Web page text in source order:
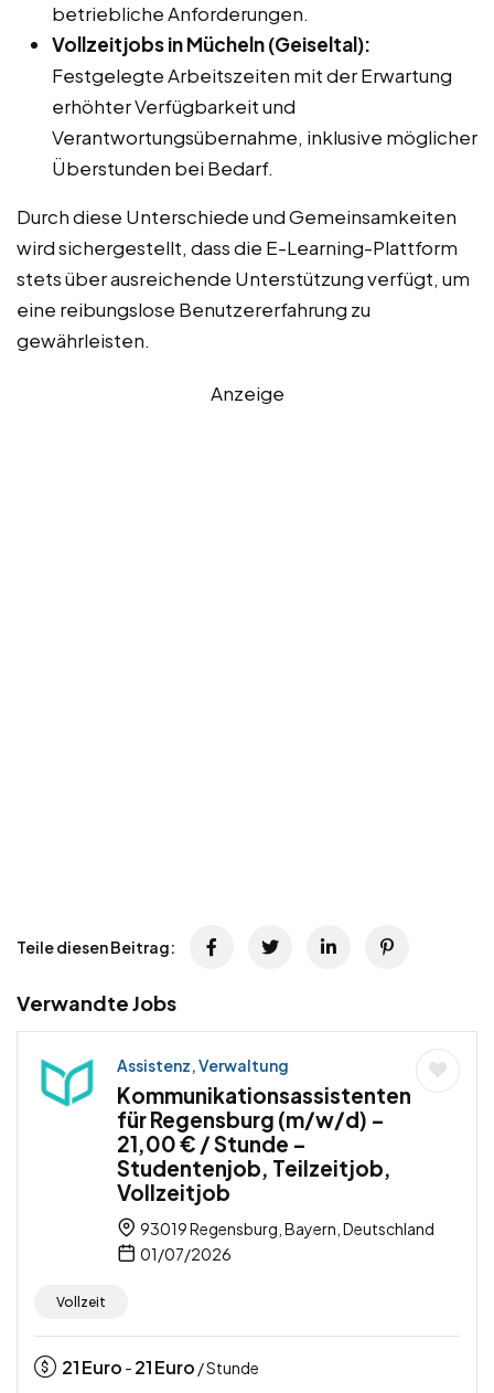
betriebliche Anforderungen.
Vollzeitjobs in Mücheln (Geiseltal):
Festgelegte Arbeitszeiten mit der Erwartung
erhöhter Verfügbarkeit und
Verantwortungsübernahme, inklusive möglicher
Überstunden bei Bedarf.
Durch diese Unterschiede und Gemeinsamkeiten
wird sichergestellt, dass die E-Learning-Plattform
stets über ausreichende Unterstützung verfügt, um
eine reibungslose Benutzererfahrung zu
gewährleisten.
Anzeige
Teile diesen Beitrag:
Verwandte Jobs
Assistenz, Verwaltung
Kommunikationsassistenten
für Regensburg (m/w/d) –
21,00 € / Stunde –
Studentenjob, Teilzeitjob,
Vollzeitjob
93019 Regensburg, Bayern, Deutschland
01/07/2026
Vollzeit
21Euro - 21Euro / Stunde